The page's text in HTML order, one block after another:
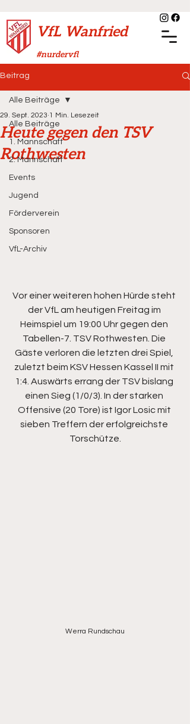
VfL Wanfried
#nurdervfl
Beitrag
Alle Beiträge
1. Mannschaft
2. Mannschaft
Events
Jugend
Förderverein
Sponsoren
VfL-Archiv
Alle Beiträge
Heute gegen den TSV
Rothwesten
29. Sept. 2023 1 Min. Lesezeit
Vor einer weiteren hohen Hürde steht
der VfL am heutigen Freitag im
Heimspiel um 19:00 Uhr gegen den
Tabellen-7. TSV Rothwesten. Die
Gäste verloren die letzten drei Spiel,
zuletzt beim KSV Hessen Kassel II mit
1:4. Auswärts errang der TSV bislang
einen Sieg (1/0/3). In der starken
Offensive (20 Tore) ist Igor Losic mit
sieben Treffern der erfolgreichste
Torschütze.
Werra Rundschau